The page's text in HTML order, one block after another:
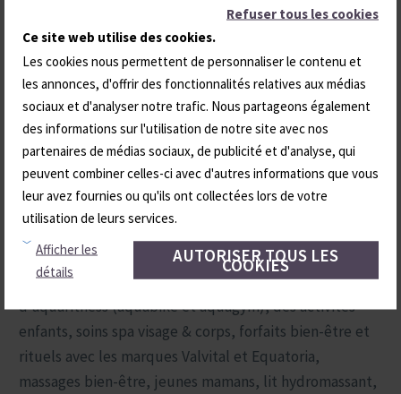
Refuser tous les cookies
Ce site web utilise des cookies.
Les cookies nous permettent de personnaliser le contenu et
les annonces, d'offrir des fonctionnalités relatives aux médias
sociaux et d'analyser notre trafic. Nous partageons également
des informations sur l'utilisation de notre site avec nos
partenaires de médias sociaux, de publicité et d'analyse, qui
peuvent combiner celles-ci avec d'autres informations que vous
leur avez fournies ou qu'ils ont collectées lors de votre
utilisation de leurs services.
AUTORISER TOUS LES
COOKIES
Afficher les
détails
intérieurs et extérieurs, jacuzzis, hammams, saunas ... Il
vous permettra de préparer votre corps avant les soins
ou de poursuivre votre détente tout en douceur ...
L'espace soins vous promet quant à lui une expérience
synonyme d'évasion. Dès votre arrivée, l'accueil est
intimiste et personnalisé. Le temps d'enfiler peignoir
et claquettes, vous allez enfin pouvoir vous ressourcer
en profondeur.
Royatonic vous propose une kyriade d'activités pour
une remise en forme maximale : des séances
d'aquafitness (aquabike et aquagym), des activités
enfants, soins spa visage & corps, forfaits bien-être et
rituels avec les marques Valvital et Equatoria,
massages bien-être, jeunes mamans, lit hydromassant,